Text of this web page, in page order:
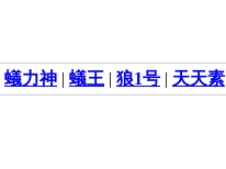
蟻力神 | 蟻王 | 狼1号 | 天天素